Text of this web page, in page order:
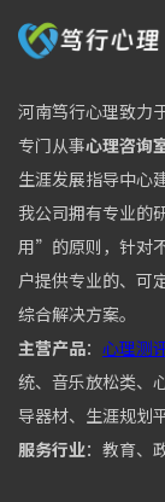
河南笃行心理致力
专门从事心理咨询
生涯发展指导中心
我公司拥有专业的
用”的原则，针对
户提供专业的、可
综合解决方案。
主营产品： 心理测
统、音乐放松类、
导器材、生涯规划
服务行业：教育、